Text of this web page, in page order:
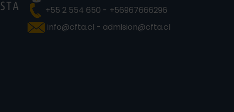
+55 2 554 650 - +56967666296
info@cfta.cl - admision@cfta.cl